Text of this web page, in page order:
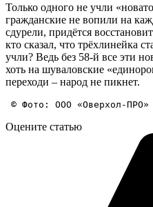
Только одного не учли
гражданские не вопили на
сдурели, придётся
кто сказал, что трёхлинейка
учли? Ведь без 58-й все эти
хоть на шуваловские
переходи – народ не пикнет.
© Фото: ООО «Оверхол-
Оцените статью